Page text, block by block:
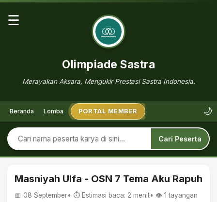
☰
Olimpiade Sastra
Merayakan Aksara, Mengukir Prestasi Sastra Indonesia.
Beranda Lomba PORTAL MEMBER 🌙
Cari Peserta
Masniyah Ulfa - OSN 7 Tema Aku Rapuh
📅 08 September• ⏱ Estimasi baca: 2 menit• 👁️ 1 tayangan